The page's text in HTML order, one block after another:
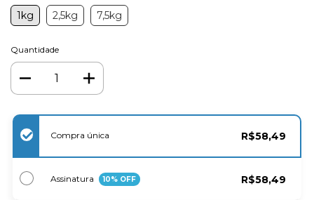
1kg 2,5kg 7,5kg
Quantidade
Compra única R$58,49
Assinatura 10% OFF R$58,49